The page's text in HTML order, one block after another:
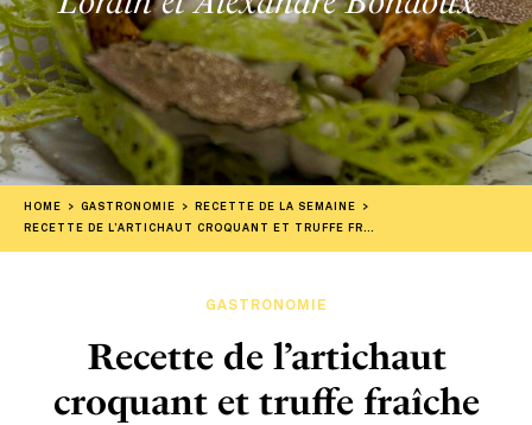
HOME GASTRONOMIE
RECETTE DE LA SEMAINE
RECETTE DE L’ARTICHAUT CROQUANT ET TRUFFE FRAÎCHE DES CHEFS JEAN MICHEL LORAIN ET ALEXANDRE BONDOUX
GASTRONOMIE
Recette de l’artichaut
croquant et truffe fraîche